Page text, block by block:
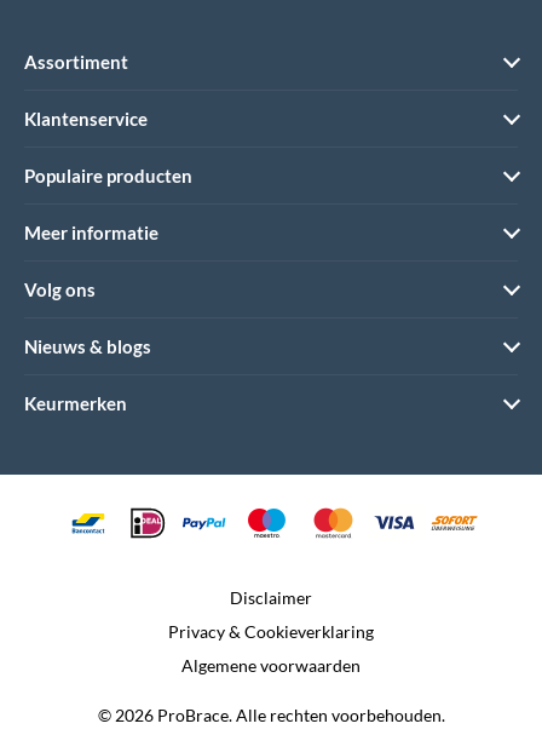
Assortiment
Klantenservice
Populaire producten
Meer informatie
Volg ons
Nieuws & blogs
Keurmerken
© 2026 ProBrace. Alle rechten voorbehouden.
Disclaimer
Privacy & Cookieverklaring
Algemene voorwaarden